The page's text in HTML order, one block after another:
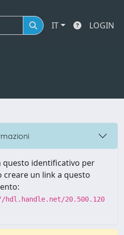
IT LOGIN
questo identificativo per
creare un link a questo
20.500.120